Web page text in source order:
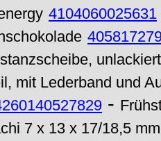
4104060025631
mit Lederband und
-
7 x 13 x 17/18,5